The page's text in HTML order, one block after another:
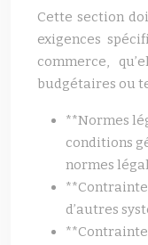
Cette section
exigences
commerce,
budgétaires ou
**Normes
conditions
normes
d’autres